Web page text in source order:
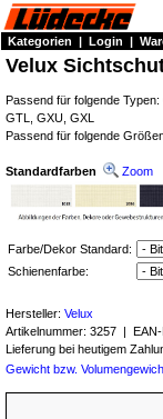
Kategorien | Login |
Velux
Passend für folgende
GTL, GXU, GXL
Passend für folgende
Standardfarben Zoom
Farbe/Dekor Standard:
Schienenfarbe:
Hersteller: Velux
Artikelnummer: 3257 | EAN-
Lieferung bei heutigem
Gewicht bzw.